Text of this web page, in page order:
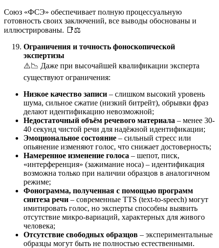
Союз «ФСЭ» обеспечивает полную процессуальную
готовность своих заключений, все выводы обоснованы и
иллюстрированы. 📑⚖️
Ограничения и точность фоноскопической
экспертизы
⚠️📉 Даже при высочайшей квалификации эксперта
существуют ограничения:
Низкое качество записи – слишком высокий уровень
шума, сильное сжатие (низкий битрейт), обрывки фраз
делают идентификацию невозможной;
Недостаточный объём речевого материала – менее 30-
40 секунд чистой речи для надёжной идентификации;
Эмоциональное состояние – сильный стресс или
опьянение изменяют голос, что снижает достоверность;
Намеренное изменение голоса – шепот, писк,
«интерференция» (зажимание носа) – идентификация
возможна только при наличии образцов в аналогичном
режиме;
Фонограмма, полученная с помощью программ
синтеза речи – современные TTS (text-to-speech) могут
имитировать голос, но эксперты способны выявить
отсутствие микро-вариаций, характерных для живого
человека;
Отсутствие свободных образцов – экспериментальные
образцы могут быть не полностью естественными.